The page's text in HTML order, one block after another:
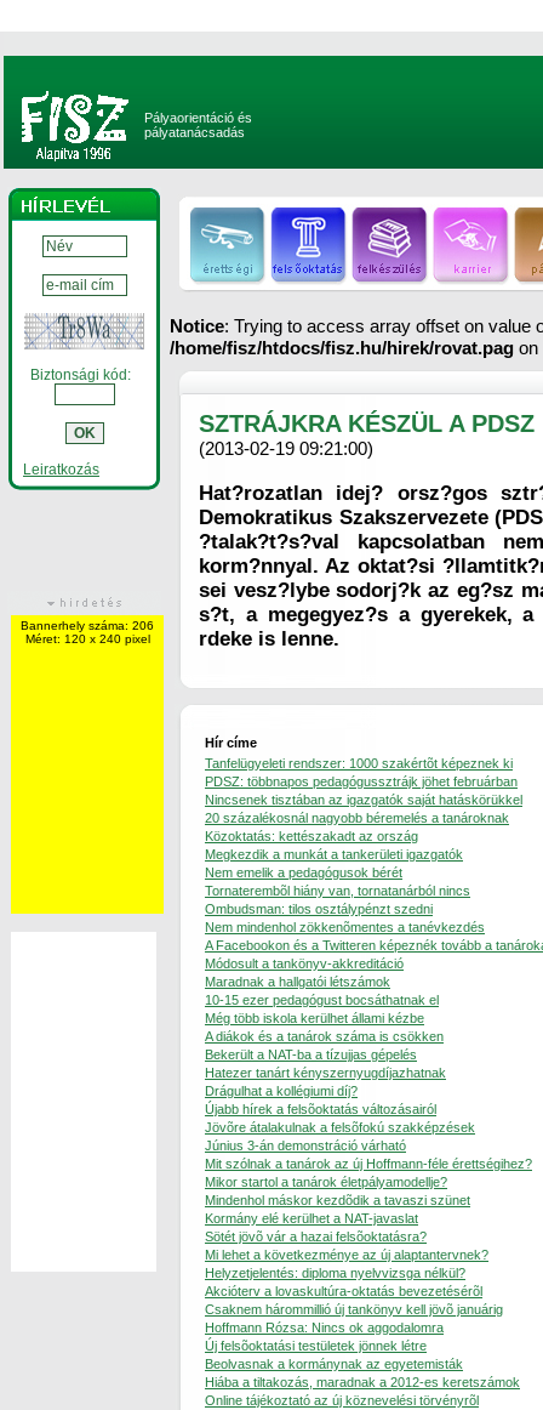
Pályaorientáció és
pályatanácsadás
Biztonsági kód:
Leiratkozás
Bannerhely száma: 206
Méret: 120 x 240 pixel
Notice: Trying to access array offset on value
/home/fisz/htdocs/fisz.hu/hirek/rovat.pag
SZTRÁJKRA KÉSZÜL A PDSZ
(2013-02-19 09:21:00)
Hat?rozatlan idej? orsz?gos
Demokratikus Szakszervezete
?talak?t?s?val kapcsolatban
korm?nnyal. Az oktat?si
sei vesz?lybe sodorj?k az eg?sz
s?t, a megegyez?s a gyerekek,
rdeke is lenne.
Hír címe
Tanfelügyeleti rendszer: 1000 szakértõt képeznek ki
PDSZ: többnapos pedagógussztrájk jöhet februárban
Nincsenek tisztában az igazgatók saját hatáskörükkel
20 százalékosnál nagyobb béremelés a tanároknak
Közoktatás: kettészakadt az ország
Megkezdik a munkát a tankerületi igazgatók
Nem emelik a pedagógusok bérét
Tornaterembõl hiány van, tornatanárból nincs
Ombudsman: tilos osztálypénzt szedni
Nem mindenhol zökkenõmentes a tanévkezdés
A Facebookon és a Twitteren képeznék tovább a
Módosult a tankönyv-akkreditáció
Maradnak a hallgatói létszámok
10-15 ezer pedagógust bocsáthatnak el
Még több iskola kerülhet állami kézbe
A diákok és a tanárok száma is csökken
Bekerült a NAT-ba a tízujjas gépelés
Hatezer tanárt kényszernyugdíjazhatnak
Drágulhat a kollégiumi díj?
Újabb hírek a felsõoktatás változásairól
Jövõre átalakulnak a felsõfokú szakképzések
Június 3-án demonstráció várható
Mit szólnak a tanárok az új Hoffmann-féle érettségihez?
Mikor startol a tanárok életpályamodellje?
Mindenhol máskor kezdõdik a tavaszi szünet
Kormány elé kerülhet a NAT-javaslat
Sötét jövõ vár a hazai felsõoktatásra?
Mi lehet a következménye az új alaptantervnek?
Helyzetjelentés: diploma nyelvvizsga nélkül?
Akcióterv a lovaskultúra-oktatás bevezetésérõl
Csaknem hárommillió új tankönyv kell jövõ januárig
Hoffmann Rózsa: Nincs ok aggodalomra
Új felsõoktatási testületek jönnek létre
Beolvasnak a kormánynak az egyetemisták
Hiába a tiltakozás, maradnak a 2012-es keretszámok
Online tájékoztató az új köznevelési törvényrõl